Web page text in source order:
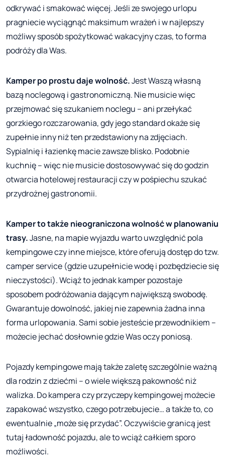
odkrywać i smakować więcej. Jeśli ze swojego urlopu
pragniecie wyciągnąć maksimum wrażeń i w najlepszy
możliwy sposób spożytkować wakacyjny czas, to forma
podróży dla Was.
Kamper po prostu daje wolność.Jest Waszą własną
bazą noclegową i gastronomiczną. Nie musicie więc
przejmować się szukaniem noclegu – ani przełykać
gorzkiego rozczarowania, gdy jego standard okaże się
zupełnie inny niż ten przedstawiony na zdjęciach.
Sypialnię i łazienkę macie zawsze blisko. Podobnie
kuchnię – więc nie musicie dostosowywać się do godzin
otwarcia hotelowej restauracji czy w pośpiechu szukać
przydrożnej gastronomii.
Kamper to także nieograniczona wolność w planowaniu
trasy.Jasne, na mapie wyjazdu warto uwzględnić pola
kempingowe czy inne miejsce, które oferują dostęp do tzw.
camper service (gdzie uzupełnicie wodę i pozbędziecie się
nieczystości). Wciąż to jednak kamper pozostaje
sposobem podróżowania dającym największą swobodę.
Gwarantuje dowolność, jakiej nie zapewnia żadna inna
forma urlopowania. Sami sobie jesteście przewodnikiem –
możecie jechać dosłownie gdzie Was oczy poniosą.
Pojazdy kempingowe mają także zaletę szczególnie ważną
dla rodzin z dziećmi – o wiele większą pakowność niż
walizka. Do kampera czy przyczepy kempingowej możecie
zapakować wszystko, czego potrzebujecie… a także to, co
ewentualnie „może się przydać”. Oczywiście granicą jest
tutaj ładowność pojazdu, ale to wciąż całkiem sporo
możliwości.